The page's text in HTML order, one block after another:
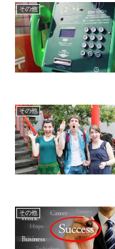
その他
その他
その他